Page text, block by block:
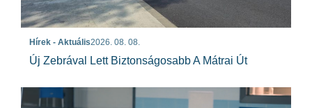
Hírek - Aktuális2026. 08. 08.
Új Zebrával Lett Biztonságosabb A Mátrai Út